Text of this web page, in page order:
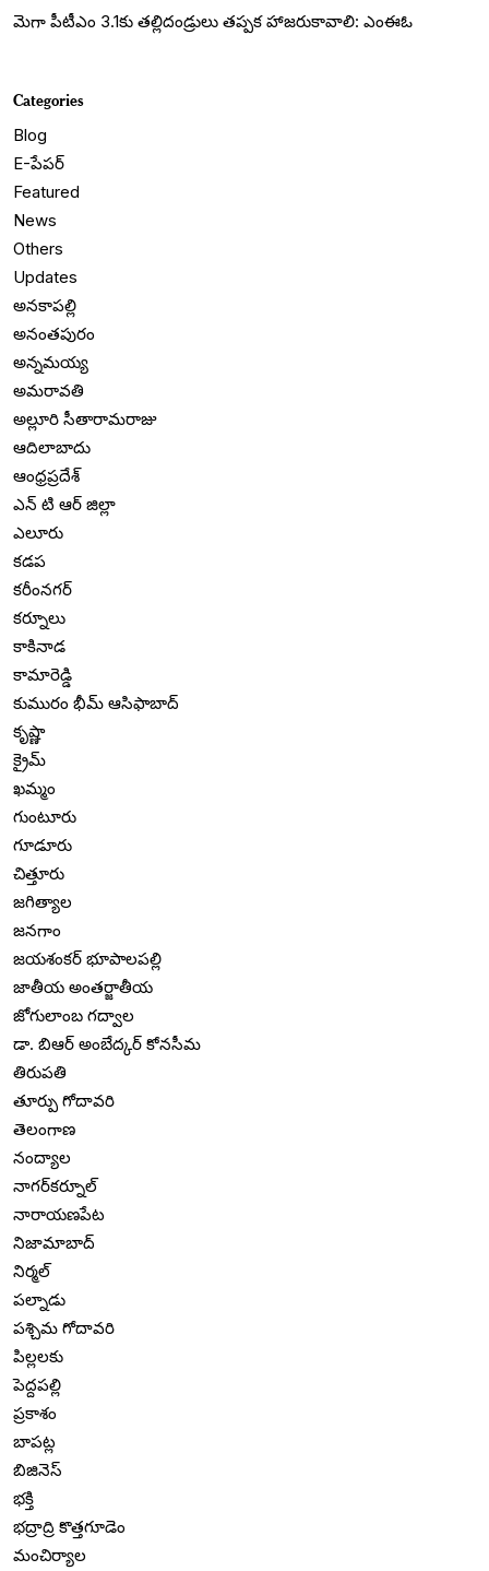
మెగా పీటీఎం 3.1కు తల్లిదండ్రులు తప్పక హాజరుకావాలి: ఎంఈఓ
Categories
Blog
E-పేపర్
Featured
News
Others
Updates
అనకాపల్లి
అనంతపురం
అన్నమయ్య
అమరావతి
అల్లూరి సీతారామరాజు
ఆదిలాబాదు
ఆంధ్రప్రదేశ్
ఎన్ టి ఆర్ జిల్లా
ఎలూరు
కడప
కరీంనగర్
కర్నూలు
కాకినాడ
కామారెడ్డి
కుమురం భీమ్ ఆసిఫాబాద్
కృష్ణా
క్రైమ్
ఖమ్మం
గుంటూరు
గూడూరు
చిత్తూరు
జగిత్యాల
జనగాం
జయశంకర్ భూపాలపల్లి
జాతీయ అంతర్జాతీయ
జోగులాంబ గద్వాల
డా. బిఆర్ అంబేద్కర్ కోనసీమ
తిరుపతి
తూర్పు గోదావరి
తెలంగాణ
నంద్యాల
నాగర్‌కర్నూల్
నారాయణపేట
నిజామాబాద్
నిర్మల్
పల్నాడు
పశ్చిమ గోదావరి
పిల్లలకు
పెద్దపల్లి
ప్రకాశం
బాపట్ల
బిజినెస్
భక్తి
భద్రాద్రి కొత్తగూడెం
మంచిర్యాల